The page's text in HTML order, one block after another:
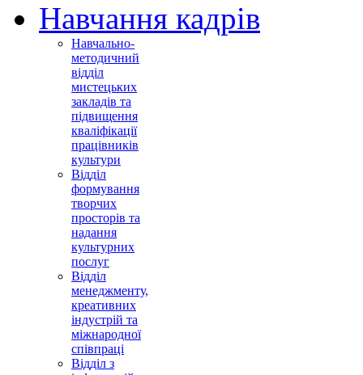
Навчання кадрів
Навчально-
методичний
відділ
мистецьких
закладів та
підвищення
кваліфікації
працівників
культури
Відділ
формування
творчих
просторів та
надання
культурних
послуг
Відділ
менеджменту,
креативних
індустрій та
міжнародної
співпраці
Відділ з